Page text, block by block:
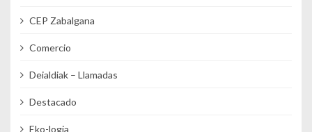
CEP Zabalgana
Comercio
Deialdiak – Llamadas
Destacado
Eko-logia